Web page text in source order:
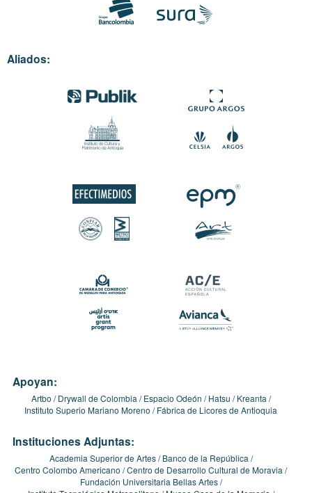
Aliados:
Apoyan:
Artbo Drywall de Colombia Espacio Odeón Hatsu
Kreanta
Instituto Superio Mariano Moreno
Fábrica de Licores de Antioquia
Instituciones Adjuntas:
Academia Superior de Artes
Banco de la República
Centro Colombo Americano Centro de Desarrollo Cultural de Moravia
Fundación Universitaria Bellas Artes